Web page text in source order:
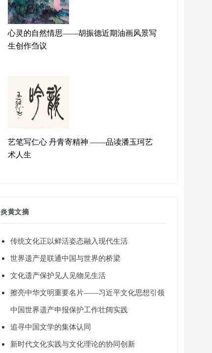
心灵的自然情思——胡振德近期油画风景写
生创作刍议
艺笔写仁心 丹青寄精神 ——品读潘玉珂艺
术人生
炎黄文摘
传统文化正以鲜活姿态融入现代生活
世界遗产是联通中国与世界的桥梁
文化遗产保护见人见物见生活
擦亮中华文明重要名片——习近平文化思想引领
中国世界遗产申报保护工作壮阔实践
追寻中国文学的集体认同
新时代文化实践与文化理论的协同创新